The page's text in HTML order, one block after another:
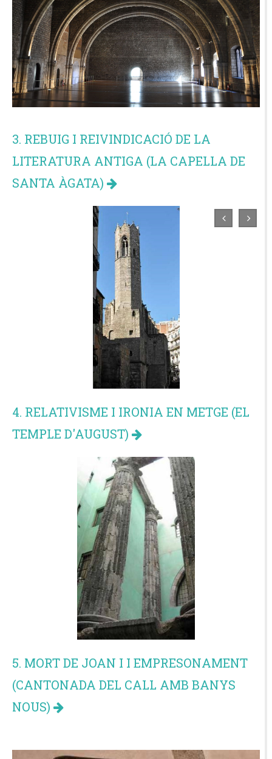
3. REBUIG I REIVINDICACIÓ DE LA
LITERATURA ANTIGA (LA CAPELLA DE
SANTA ÀGATA)
4. RELATIVISME I IRONIA EN METGE (EL
TEMPLE D'AUGUST)
5. MORT DE JOAN I I EMPRESONAMENT
(CANTONADA DEL CALL AMB BANYS
NOUS)